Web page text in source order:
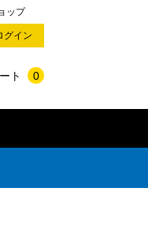
ップ
グイン
ト 0